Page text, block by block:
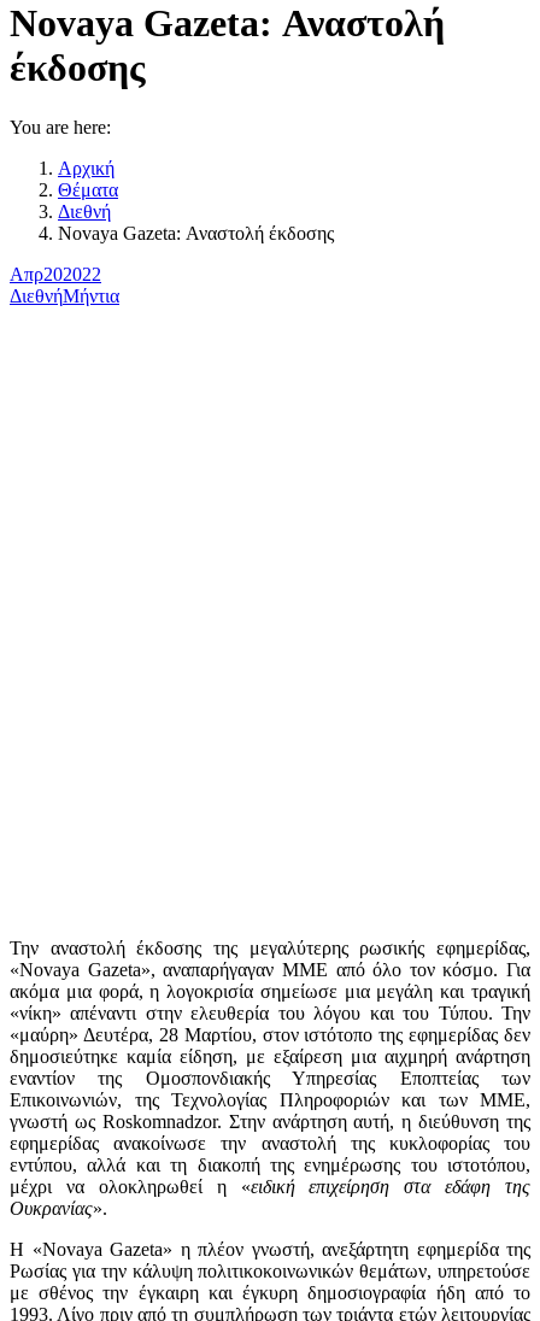
Novaya Gazeta: Αναστολή
έκδοσης
You are here:
Αρχική
Θέματα
Διεθνή
Novaya Gazeta: Αναστολή έκδοσης
Απρ202022
ΔιεθνήΜήντια
Την αναστολή έκδοσης της μεγαλύτερης ρωσικής εφημερίδας,
«Novaya Gazeta», αναπαρήγαγαν ΜΜΕ από όλο τον κόσμο. Για
ακόμα μια φορά, η λογοκρισία σημείωσε μια μεγάλη και τραγική
«νίκη» απέναντι στην ελευθερία του λόγου και του Τύπου. Την
«μαύρη» Δευτέρα, 28 Μαρτίου, στον ιστότοπο της εφημερίδας δεν
δημοσιεύτηκε καμία είδηση, με εξαίρεση μια αιχμηρή ανάρτηση
εναντίον της Ομοσπονδιακής Υπηρεσίας Εποπτείας των
Επικοινωνιών, της Τεχνολογίας Πληροφοριών και των ΜΜΕ,
γνωστή ως Roskomnadzor. Στην ανάρτηση αυτή, η διεύθυνση της
εφημερίδας ανακοίνωσε την αναστολή της κυκλοφορίας του
εντύπου, αλλά και τη διακοπή της ενημέρωσης του ιστοτόπου,
μέχρι να ολοκληρωθεί η «ειδική επιχείρηση στα εδάφη της
Ουκρανίας».
Η «Novaya Gazeta» η πλέον γνωστή, ανεξάρτητη εφημερίδα της
Ρωσίας για την κάλυψη πολιτικοκοινωνικών θεμάτων, υπηρετούσε
με σθένος την έγκαιρη και έγκυρη δημοσιογραφία ήδη από το
1993. Λίγο πριν από τη συμπλήρωση των τριάντα ετών λειτουργίας